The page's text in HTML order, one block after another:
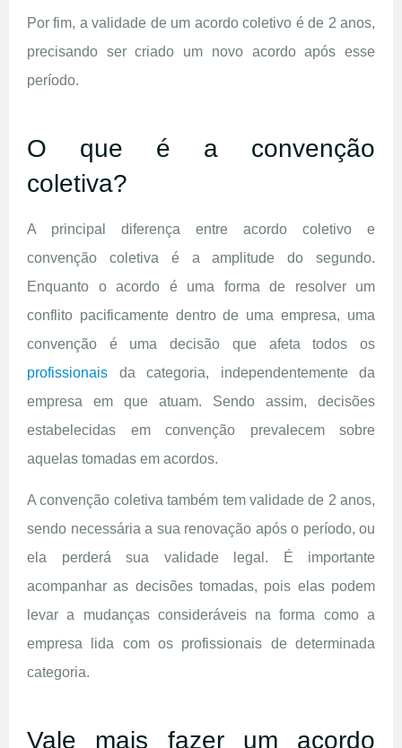
Por fim, a validade de um acordo coletivo é de 2 anos,
precisando ser criado um novo acordo após esse
período.
O que é a convenção
coletiva?
A principal diferença entre acordo coletivo e
convenção coletiva é a amplitude do segundo.
Enquanto o acordo é uma forma de resolver um
conflito pacificamente dentro de uma empresa, uma
convenção é uma decisão que afeta todos os
profissionais da categoria, independentemente da
empresa em que atuam. Sendo assim, decisões
estabelecidas em convenção prevalecem sobre
aquelas tomadas em acordos.
A convenção coletiva também tem validade de 2 anos,
sendo necessária a sua renovação após o período, ou
ela perderá sua validade legal. É importante
acompanhar as decisões tomadas, pois elas podem
levar a mudanças consideráveis na forma como a
empresa lida com os profissionais de determinada
categoria.
Vale mais fazer um acordo